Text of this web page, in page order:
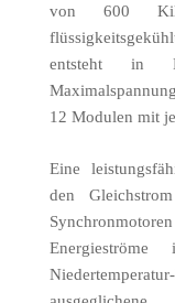
von 600
entsteht in
12 Modulen mit
Eine
den